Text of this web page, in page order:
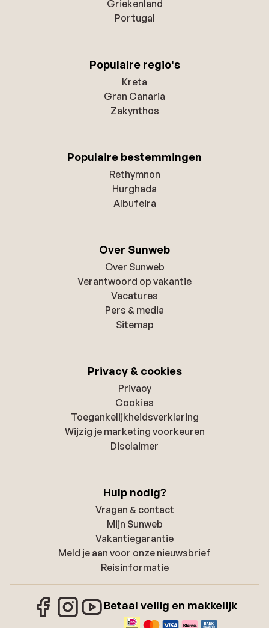
Griekenland
Portugal
Populaire regio's
Kreta
Gran Canaria
Zakynthos
Populaire bestemmingen
Rethymnon
Hurghada
Albufeira
Over Sunweb
Over Sunweb
Verantwoord op vakantie
Vacatures
Pers & media
Sitemap
Privacy & cookies
Privacy
Cookies
Toegankelijkheidsverklaring
Wijzig je marketing voorkeuren
Disclaimer
Hulp nodig?
Vragen & contact
Mijn Sunweb
Vakantiegarantie
Meld je aan voor onze nieuwsbrief
Reisinformatie
Betaal veilig en makkelijk